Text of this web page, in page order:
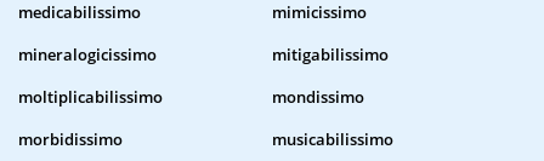
medicabilissimo
mimicissimo
mineralogicissimo
mitigabilissimo
moltiplicabilissimo
mondissimo
morbidissimo
musicabilissimo